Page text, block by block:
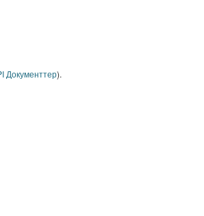
Документтер).